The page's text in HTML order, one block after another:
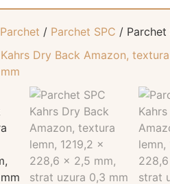
Parchet / Parchet SPC / Parchet